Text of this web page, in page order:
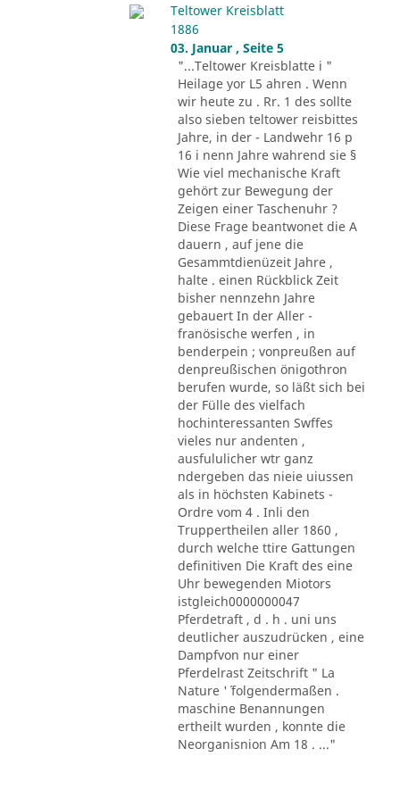
Teltower Kreisblatt
1886
03. Januar , Seite 5
"...Teltower Kreisblatte i "
Heilage yor L5 ahren . Wenn
wir heute zu . Rr. 1 des sollte
also sieben teltower reisbittes
Jahre, in der - Landwehr 16 p
16 i nenn Jahre wahrend sie §
Wie viel mechanische Kraft
gehört zur Bewegung der
Zeigen einer Taschenuhr ?
Diese Frage beantwonet die A
dauern , auf jene die
Gesammtdienüzeit Jahre ,
halte . einen Rückblick Zeit
bisher nennzehn Jahre
gebauert In der Aller -
franösische werfen , in
benderpein ; vonpreußen auf
denpreußischen önigothron
berufen wurde, so läßt sich bei
der Fülle des vielfach
hochinteressanten Swffes
vieles nur andenten ,
ausfululicher wtr ganz
ndergeben das nieie uiussen
als in höchsten Kabinets -
Ordre vom 4 . Inli den
Truppertheilen aller 1860 ,
durch welche ttire Gattungen
definitiven Die Kraft des eine
Uhr bewegenden Miotors
istgleich0000000047
Pferdetraft , d . h . uni uns
deutlicher auszudrücken , eine
Dampfvon nur einer
Pferdelrast Zeitschrift " La
Nature '´ folgendermaßen .
maschine Benannungen
ertheilt wurden , konnte die
Neorganisnion Am 18 . ..."